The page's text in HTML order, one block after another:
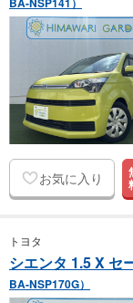
お気に入り
トヨタ
シエンタ 1.5 X セ
BA-NSP170G）